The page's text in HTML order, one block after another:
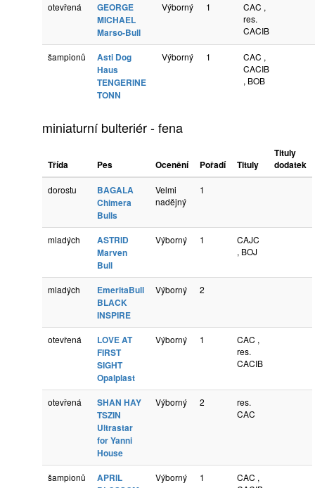
otevřená
GEORGE
MICHAEL
Marso-Bull
Výborný 1
CAC ,
res.
CACIB
šampionů
Asti Dog
Haus
TENGERINE
TONN
Výborný 1
CAC ,
CACIB
, BOB
miniaturní bulteriér - fena
Třída Pes Ocenění Pořadí Tituly
Tituly
dodatek
dorostu
BAGALA
Chimera
Bulls
Velmi
nadějný
1
mladých
ASTRID
Marven
Bull
Výborný 1
CAJC
, BOJ
mladých
EmeritaBull
BLACK
INSPIRE
Výborný 2
otevřená
LOVE AT
FIRST
SIGHT
Opalplast
Výborný 1
CAC ,
res.
CACIB
otevřená
SHAN HAY
TSZIN
Ultrastar
for Yanni
House
Výborný 2
res.
CAC
šampionů
APRIL
Výborný 1
CAC ,